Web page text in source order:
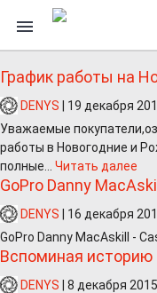
График работы на
DENYS
19 декабря
Уважаемые
работы в Новогодние и
полные... Читать далее
GoPro Danny
DENYS
16 декабря
GoPro Danny MacAskill -
Вспоминая историю
DENYS
8 декабря 2015